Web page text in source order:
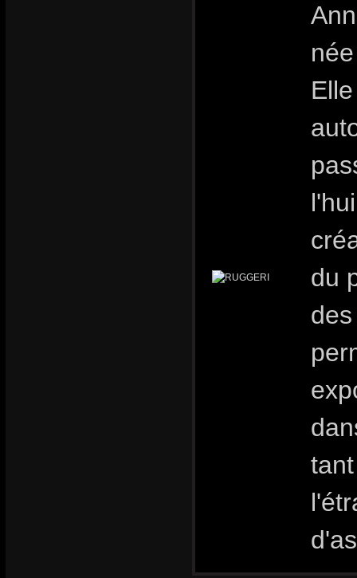
du